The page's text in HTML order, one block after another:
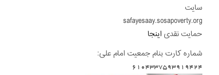
سایت
safayesaay.sosapoverty.org
حمایت نقدی اینجا
شماره کارت بنام جمعیت امام علی:
6104337593919424‌